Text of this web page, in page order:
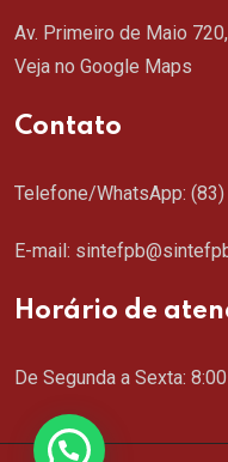
Av. Primeiro de Maio
Veja no Google Maps
Contato
Telefone/WhatsApp:
E-mail:
Horário de
De Segunda a Sexta: